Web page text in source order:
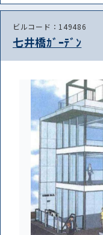
から探す
ビルコード：149486
七井橋ｶﾞｰﾃﾞﾝ